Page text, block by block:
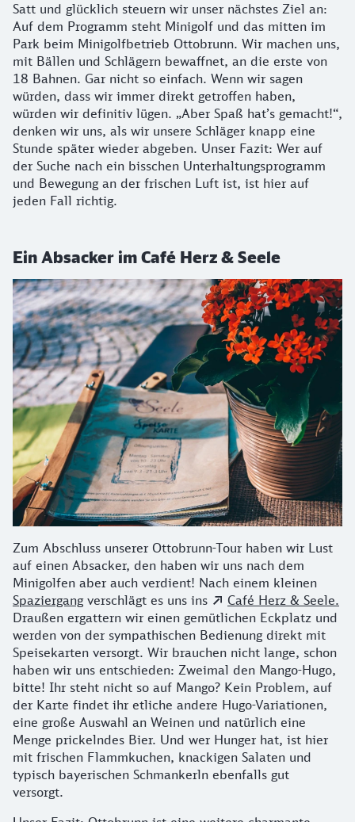
Satt und glücklich steuern wir unser nächstes Ziel an:
Auf dem Programm steht Minigolf und das mitten im
Park beim Minigolfbetrieb Ottobrunn. Wir machen uns,
mit Bällen und Schlägern bewaffnet, an die erste von
18 Bahnen. Gar nicht so einfach. Wenn wir sagen
würden, dass wir immer direkt getroffen haben,
würden wir definitiv lügen. „Aber Spaß hat’s gemacht!“,
denken wir uns, als wir unsere Schläger knapp eine
Stunde später wieder abgeben. Unser Fazit: Wer auf
der Suche nach ein bisschen Unterhaltungsprogramm
und Bewegung an der frischen Luft ist, ist hier auf
jeden Fall richtig.
Ein Absacker im Café Herz & Seele
Zum Abschluss unserer Ottobrunn-Tour haben wir Lust
auf einen Absacker, den haben wir uns nach dem
Minigolfen aber auch verdient! Nach einem kleinen
Spaziergangverschlägt es uns ins
Café Herz & Seele.
Draußen ergattern wir einen gemütlichen Eckplatz und
werden von der sympathischen Bedienung direkt mit
Speisekarten versorgt. Wir brauchen nicht lange, schon
haben wir uns entschieden: Zweimal den Mango-Hugo,
bitte! Ihr steht nicht so auf Mango? Kein Problem, auf
der Karte findet ihr etliche andere Hugo-Variationen,
eine große Auswahl an Weinen und natürlich eine
Menge prickelndes Bier. Und wer Hunger hat, ist hier
mit frischen Flammkuchen, knackigen Salaten und
typisch bayerischen Schmankerln ebenfalls gut
versorgt.